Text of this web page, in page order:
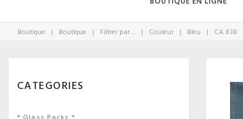
Boutique | Boutique | Filtrer par ... | Couleur | Bleu | CA 838
CATEGORIES